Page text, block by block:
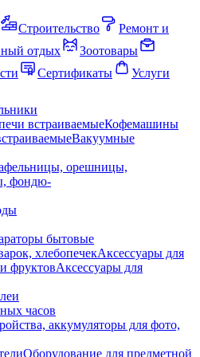
Строительство
Ремонт и
отдых
Зоотовары
Сертификаты Услуги
встраиваемыеКофемашины
Вакуумные
орешницы,
фондю-
бытовые
хлебопечекАксессуары для
фруктовАксессуары для
часов
аккумуляторы для фото,
Оборудование для предметной